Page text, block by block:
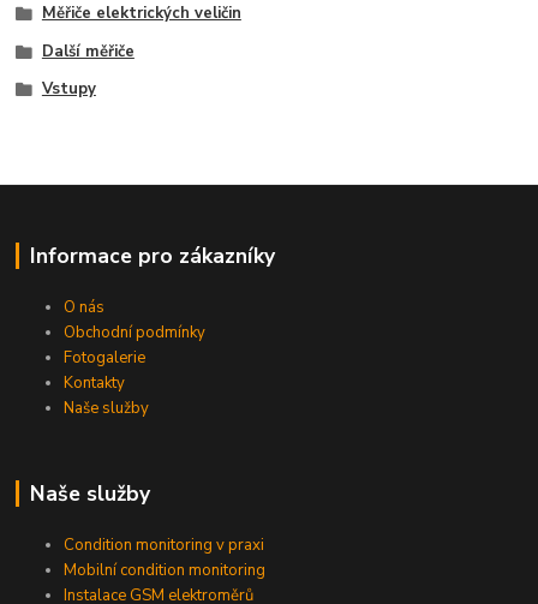
Měřiče elektrických veličin
Další měřiče
Vstupy
Informace pro zákazníky
O nás
Obchodní podmínky
Fotogalerie
Kontakty
Naše služby
Naše služby
Condition monitoring v praxi
Mobilní condition monitoring
Instalace GSM elektroměrů